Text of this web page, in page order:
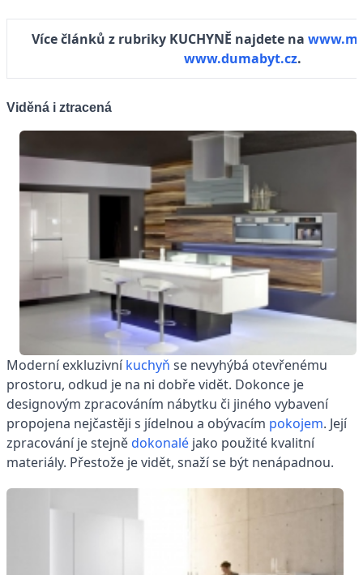
Více článků z rubriky KUCHYNĚ najdete na
www.dumabyt.cz.
Viděná i ztracená
Moderní exkluzivníkuchyň se nevyhýbá otevřenému
prostoru, odkud je na ni dobře vidět. Dokonce je
designovým zpracováním nábytku či jiného vybavení
propojena nejčastěji s jídelnou a obývacím pokojem. Její
zpracování je stejnědokonalé jako použité kvalitní
materiály. Přestože je vidět, snaží se být nenápadnou.